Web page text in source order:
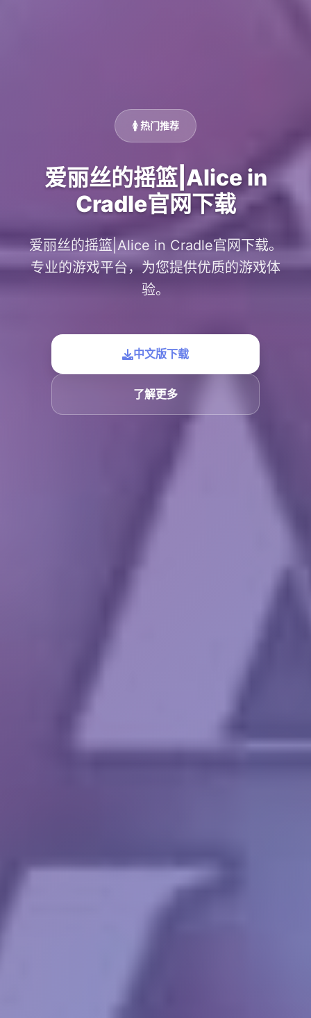
🚺 热门推荐
爱丽丝的摇篮|Alice in
Cradle官网下载
爱丽丝的摇篮|Alice in Cradle官网下载。
专业的游戏平台，为您提供优质的游戏体
验。
中文版下载
了解更多